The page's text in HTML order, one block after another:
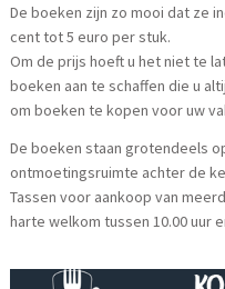
De boeken zijn zo mooi dat ze
cent tot 5 euro per stuk.
Om de prijs hoeft u het niet te
boeken aan te schaffen die u
om boeken te kopen voor uw
De boeken staan grotendeels
ontmoetingsruimte achter de
Tassen voor aankoop van
harte welkom tussen 10.00 uur